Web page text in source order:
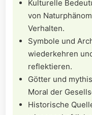
Kulturelle
von
Verhalten.
Symbole und
wiederkehren
reflektieren.
Götter und
Moral der
Historische‍